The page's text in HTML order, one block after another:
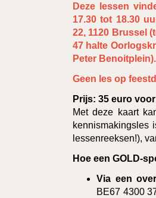
Deze lessen
17.30 tot 18.30
22, 1120 Brussel
47 halte
Peter Benoitplein).
Geen les op
Prijs: 35 euro
Met deze kaart
kennismakingsles
lessenreeksen!),
Hoe een GOLD-
Via een
BE67 4300